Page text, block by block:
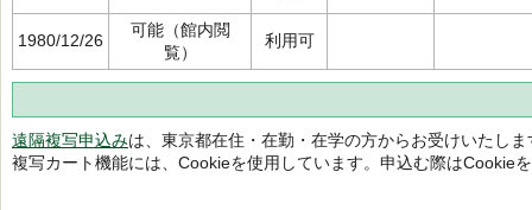
1980/12/26
可能（館内閲
覧）
利用可
遠隔複写申込みは、東京都在住・在勤・在学の方からお受けいたしま
複写カート機能には、Cookieを使用しています。申込む際はCookie